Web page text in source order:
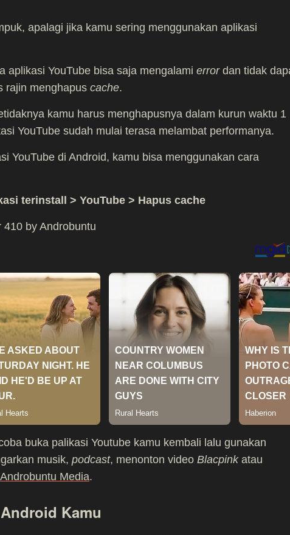
apalagi jika kamu sering menggunakan aplikasi
aplikasi YouTube bisa saja mengalami errordan tidak
rajin menghapus cache.
kamu harus menghapusnya dalam kurun waktu 1
YouTube sudah mulai terasa melambat performanya.
YouTube di Android, kamu bisa menggunakan cara
terinstall > YouTube > Hapus cache
buka palikasi Youtube kamu kembali lalu gunakan
musik, podcast, menonton video Blacpinkatau
Androbuntu Media.
Kamu